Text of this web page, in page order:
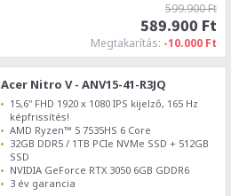
599.900 Ft
589.900 Ft
Megtakarítás: -10.000 Ft
Acer Nitro V - ANV15-41-R3JQ
15,6" FHD 1920 x 1080 IPS kijelző, 165 Hz
képfrissítés!
AMD Ryzen™ 5 7535HS 6 Core
32GB DDR5 / 1TB PCIe NVMe SSD + 512GB
SSD
NVIDIA GeForce RTX 3050 6GB GDDR6
3 év garancia